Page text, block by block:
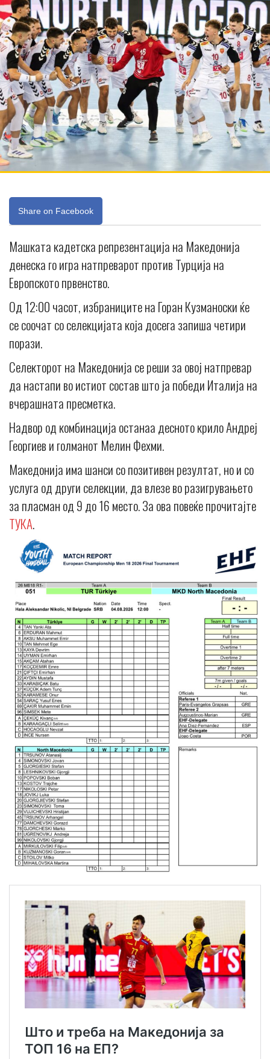
Share on Facebook
Машката кадетска репрезентација на Македонија
денеска го игра натпреварот против Турција на
Европското првенство.
Од 12:00 часот, избраниците на Горан Кузманоски ќе
се соочат со селекцијата која досега запиша четири
порази.
Селекторот на Македонија се реши за овој натпревар
да настапи во истиот состав што ја победи Италија на
вчерашната пресметка.
Надвор од комбинација останаа десното крило Андреј
Георгиев и голманот Мелин Фехми.
Македонија има шанси со позитивен резултат, но и со
услуга од други селекции, да влезе во разигрувањето
за пласман од 9 до 16 место. За ова повеќе прочитајте
ТУКА.